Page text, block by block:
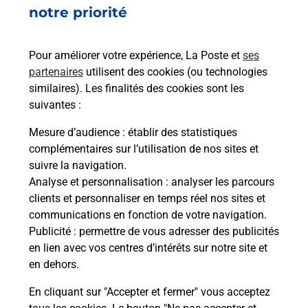
notre priorité
Pour améliorer votre expérience, La Poste et ses
partenaires utilisent des cookies (ou technologies
similaires). Les finalités des cookies sont les
suivantes :
Mesure d’audience : établir des statistiques
complémentaires sur l’utilisation de nos sites et
suivre la navigation.
Analyse et personnalisation : analyser les parcours
clients et personnaliser en temps réel nos sites et
communications en fonction de votre navigation.
Publicité : permettre de vous adresser des publicités
en lien avec vos centres d’intérêts sur notre site et
en dehors.
En cliquant sur "Accepter et fermer" vous acceptez
70 RUE DE LA REPUBLIQUE
En savoir plus
Malin !
La Poste
en ligne
Ouvert 24h/24
En savoir plus